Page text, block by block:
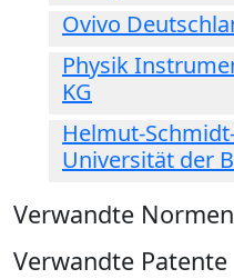
Ovivo
Physik
KG
Helmut-
Universität der
Verwandte Normen
Verwandte Patente